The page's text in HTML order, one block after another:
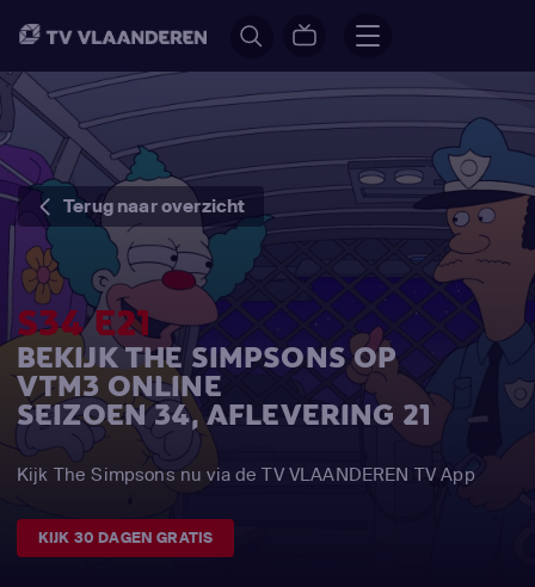
Terug naar overzicht
S34 E21
BEKIJK THE SIMPSONS OP
VTM3 ONLINE
SEIZOEN 34, AFLEVERING 21
Kijk The Simpsons nu via de TV VLAANDEREN TV App
KIJK 30 DAGEN GRATIS